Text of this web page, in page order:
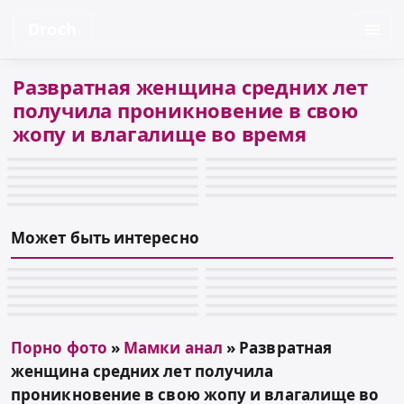
Развратная женщина средних лет
получила проникновение в свою
жопу и влагалище во время
Может быть интересно
Порно фото » Мамки анал » Развратная
женщина средних лет получила
проникновение в свою жопу и влагалище во